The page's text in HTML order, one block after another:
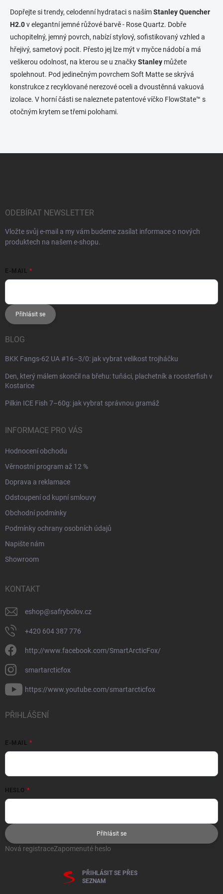
c
í
p
r
v
k
v
ý
p
s
k
o
v
á
n
í
Dopřejte si trendy, celodenní hydrataci s našímStanley Quencher
H2.0v elegantní jemné růžové barvě - Rose Quartz. Dobře
uchopitelný, jemný povrch, nabízí stylový, sofistikovaný vzhled a
hřejivý, sametový pocit. Přesto jej lze mýt v myčce nádobí a má
veškerou odolnost, na kterou se u značkyStanley můžete
spolehnout. Pod jedinečným povrchem Soft Matte se skrývá
konstrukce z recyklované nerezové oceli a dvoustěnná vakuová
izolace. V horní části se naleznete patentové víčko FlowState™ s
otočným krytem se třemi polohami.
ODEBÍRAT NEWSLETTER
Vložte svůj e-mail a my vám budeme zasílat informace o nových
produktech na našem e-shopu.
E-MAIL
Přihlásit se
BLOG
BKK Fangs-62 UA #16–3/0: jak vybrat velikost trojháčku
Den, který málem skončil na břehu: tuňáci, plachetník a roosterfish v
Kostarice
Pilkin ICE Fish 7–60g: jak vybrat správnou gramáž
INFORMACE PRO VÁS
Hodnocení obchodu
Věrnostní program až 12 %
Doprava a reklamace
Odstoupení od kupní smlouvy
Obchodní podmínky
Podmínky ochrany osobních údajů
Napište nám
Showroom
KONTAKT
eshop@safrybolov.cz
+420 604 387 776
http://www.facebook.com/SmartArcticFox/
smartarcticfox
https://www.youtube.com/smartarcticfox
PŘIHLÁŠENÍ
E-MAIL
HESLO
Přihlásit se
Nová registraceZapomenuté heslo
PŘIHLÁSIT SE PŘES
SEZNAM